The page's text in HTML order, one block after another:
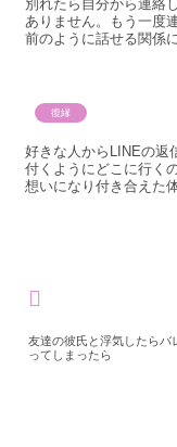
別れたら自分から連絡
ありません。もう一度
前のように話せる関係
復縁
好きな人からLINEの返
付くようにどこに行く
想いになり付き合えた
友達の彼氏と浮気したらバ
ってしまったら